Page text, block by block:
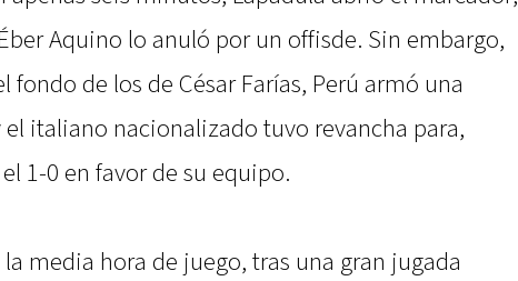
Aquino lo anuló por un offisde. Sin embargo,
fondo de los de César Farías, Perú armó una
el italiano nacionalizado tuvo revancha para,
1-0 en favor de su equipo.
la media hora de juego, tras una gran jugada